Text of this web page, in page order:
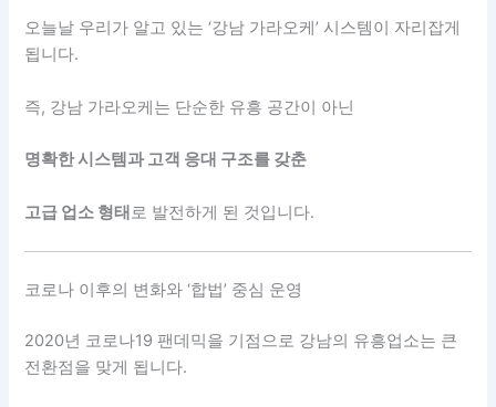
오늘날 우리가 알고 있는 ‘강남 가라오케’ 시스템이 자리잡게
됩니다.
즉, 강남 가라오케는 단순한 유흥 공간이 아닌
명확한 시스템과 고객 응대 구조를 갖춘
고급 업소 형태 로 발전하게 된 것입니다.
코로나 이후의 변화와 ‘합법’ 중심 운영
2020년 코로나19 팬데믹을 기점으로 강남의 유흥업소는 큰
전환점을 맞게 됩니다.